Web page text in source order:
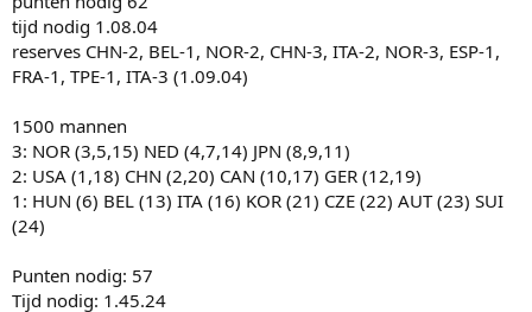
tijd nodig 1.08.04
reserves CHN-2, BEL-1, NOR-2, CHN-3, ITA-2, NOR-3, ESP-1,
FRA-1, TPE-1, ITA-3 (1.09.04)
1500 mannen
3: NOR (3,5,15) NED (4,7,14) JPN (8,9,11)
2: USA (1,18) CHN (2,20) CAN (10,17) GER (12,19)
1: HUN (6) BEL (13) ITA (16) KOR (21) CZE (22) AUT (23) SUI
(24)
Punten nodig: 57
Tijd nodig: 1.45.24